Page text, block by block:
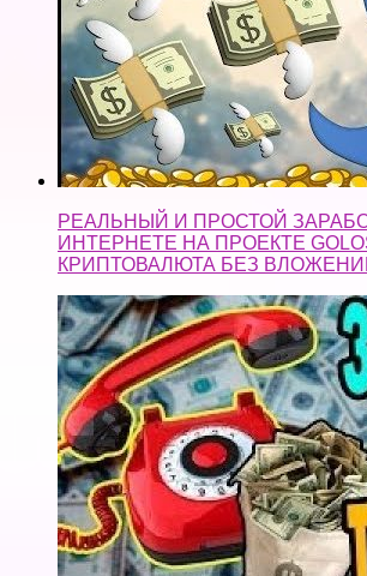
РЕАЛЬНЫЙ И ПРОСТОЙ
ИНТЕРНЕТЕ НА ПРОЕКТЕ
КРИПТОВАЛЮТА БЕЗ